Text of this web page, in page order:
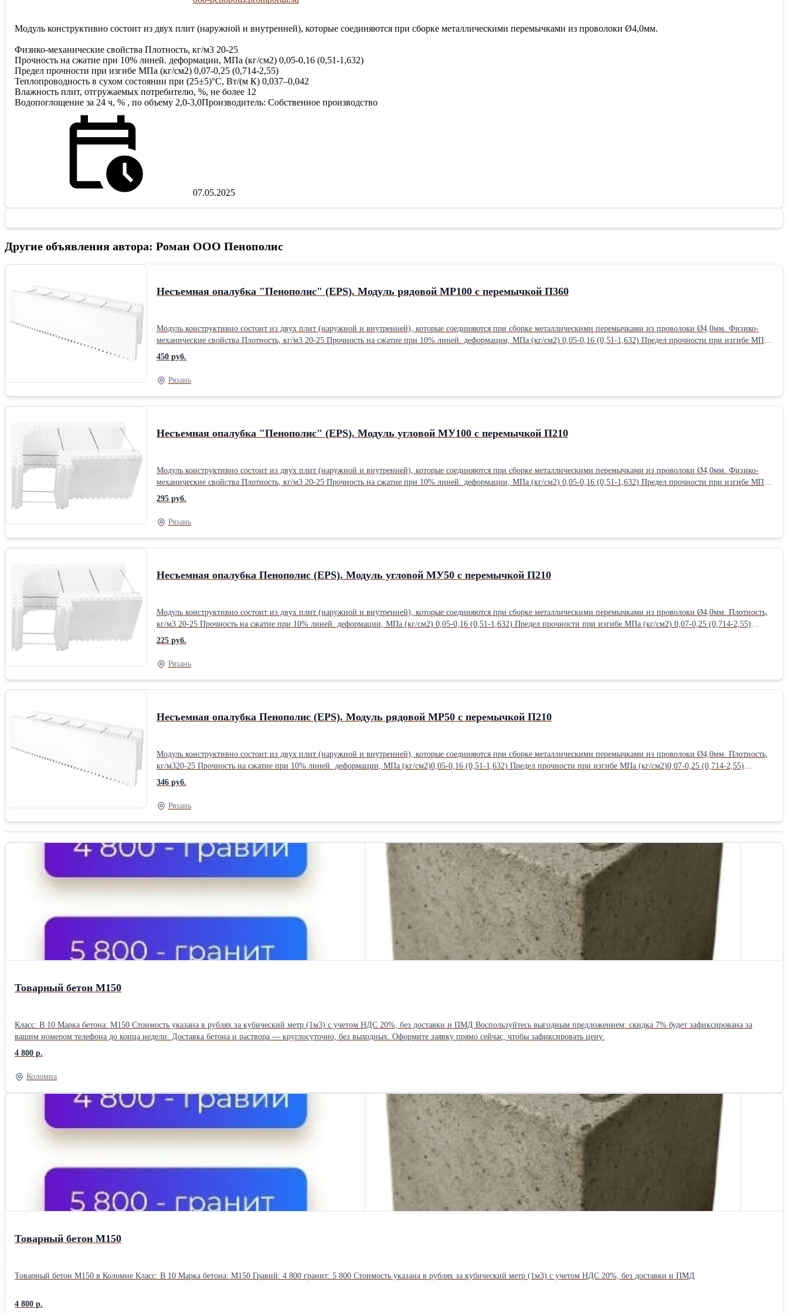
Модуль конструктивно состоит из двух плит (наружной и внутренней), которые соединяются при сборке металлическими перемычками из проволоки Ø4,0мм.
Физико-механические свойства Плотность, кг/м3 20-25
Прочность на сжатие при 10% линей. деформации, МПа (кг/см2) 0,05-0,16 (0,51-1,632)
Предел прочности при изгибе МПа (кг/см2) 0,07-0,25 (0,714-2,55)
Теплопроводность в сухом состоянии при (25±5)°С, Вт/(м К) 0,037–0,042
Влажность плит, отгружаемых потребителю, %, не более 12
Водопоглощение за 24 ч, % , по объему 2,0-3,0Производитель: Собственное производство
07.05.2025
Другие объявления автора: Роман ООО Пенополис
Несъемная опалубка "Пенополис" (EPS). Модуль рядовой МР100 с перемычкой П360
Модуль конструктивно состоит из двух плит (наружной и внутренней), которые соединяются при сборке металлическими перемычками из проволоки Ø4,0мм. Физико-
механические свойства Плотность, кг/м3 20-25 Прочность на сжатие при 10% линей. деформации, МПа (кг/см2) 0,05-0,16 (0,51-1,632) Предел прочности при изгибе МПа
(кг/см2) 0,07-0,25 (0,714-2,55) Теплопроводность в сухом состоянии при (25±5)°С, Вт/(м К) 0,037–0,042 Влажность плит, отгружаемых потребителю, %, не более 12
Водопоглощение за 24 ч, % , по объему 2,0-3,0Производитель: Собственное производство
450 руб.
Рязань
Несъемная опалубка "Пенополис" (EPS). Модуль угловой МУ100 с перемычкой П210
Модуль конструктивно состоит из двух плит (наружной и внутренней), которые соединяются при сборке металлическими перемычками из проволоки Ø4,0мм. Физико-
механические свойства Плотность, кг/м3 20-25 Прочность на сжатие при 10% линей. деформации, МПа (кг/см2) 0,05-0,16 (0,51-1,632) Предел прочности при изгибе МПа
(кг/см2) 0,07-0,25 (0,714-2,55) Теплопроводность в сухом состоянии при (25±5)°С, Вт/(м К) 0,037–0,042 Влажность плит, отгружаемых потребителю, %, не более 12
Водопоглощение за 24 ч, % , по объему 2,0-3,0Производитель: Собственное производство
295 руб.
Рязань
Несъемная опалубка Пенополис (EPS). Модуль угловой МУ50 с перемычкой П210
Модуль конструктивно состоит из двух плит (наружной и внутренней), которые соединяются при сборке металлическими перемычками из проволоки Ø4,0мм. Плотность,
кг/м3 20-25 Прочность на сжатие при 10% линей. деформации, МПа (кг/см2) 0,05-0,16 (0,51-1,632) Предел прочности при изгибе МПа (кг/см2) 0,07-0,25 (0,714-2,55)
Теплопроводность в сухом состоянии при (25±5)°С, Вт/(м К) 0,037–0,042 Влажность плит, отгружаемых потребителю, %, не более 12 Водопоглощение за 24 ч, % , по
объему 2,0-3,0Производитель: Собственное производство
225 руб.
Рязань
Несъемная опалубка Пенополис (EPS). Модуль рядовой МР50 с перемычкой П210
Модуль конструктивно состоит из двух плит (наружной и внутренней), которые соединяются при сборке металлическими перемычками из проволоки Ø4,0мм. Плотность,
кг/м320-25 Прочность на сжатие при 10% линей. деформации, МПа (кг/см2)0,05-0,16 (0,51-1,632) Предел прочности при изгибе МПа (кг/см2)0,07-0,25 (0,714-2,55)
Теплопроводность в сухом состоянии при (25±5)°С, Вт/(м К)0,037–0,042 Влажность плит, отгружаемых потребителю, %, не более12 Водопоглощение за 24 ч, % , по
объему2,0-3,0
346 руб.
Рязань
Товарный бетон М150
Класс: В 10 Марка бетона: М150 Стоимость указана в рублях за кубический метр (1м3) с учетом НДС 20%, без доставки и ПМД Воспользуйтесь выгодным предложением: скидка 7% будет зафиксирована за
вашим номером телефона до конца недели. Доставка бетона и раствора — круглосуточно, без выходных. Оформите заявку прямо сейчас, чтобы зафиксировать цену.
4 800 р.
Коломна
Товарный бетон М150
Товарный бетон М150 в Коломне Класс: В 10 Марка бетона: М150 Гравий: 4 800 гранит: 5 800 Стоимость указана в рублях за кубический метр (1м3) с учетом НДС 20%, без доставки и ПМД
4 800 р.